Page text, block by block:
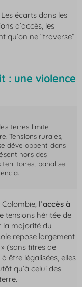
écarts dans les
d’accès, les
qu’on ne “traverse”
: une violence
terres limite
Tensions rurales,
développent dans
hors des
territoires, banalise
Colombie, l’accès à
tensions héritée de
la majorité du
repose largement
(sans titres de
être légalisées, elles
qu’à celui des